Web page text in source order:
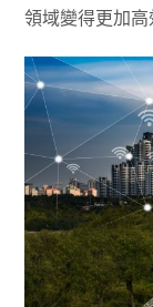
領域變得更加高